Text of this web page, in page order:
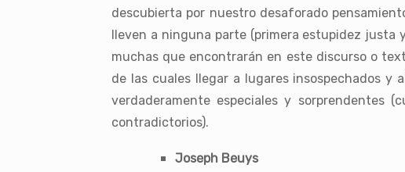
descubierta por nuestro desaforado
lleven a ninguna parte (primera estupidez justa
muchas que encontrarán en este discurso o
de las cuales llegar a lugares insospechados y
verdaderamente especiales y sorprendentes
contradictorios).
Joseph Beuys